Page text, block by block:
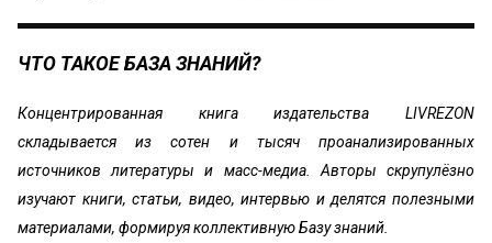
ЧТО ТАКОЕ БАЗА ЗНАНИЙ?
Концентрированная книга издательства LIVREZON
складывается из сотен и тысяч проанализированных
источников литературы и масс-медиа. Авторы скрупулёзно
изучают книги, статьи, видео, интервью и делятся полезными
материалами, формируя коллективную Базу знаний.